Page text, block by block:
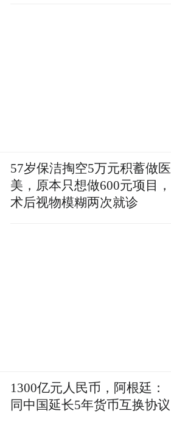
57岁保洁掏空5万元积蓄做医
美，原本只想做600元项目，
术后视物模糊两次就诊
1300亿元人民币，阿根廷：
同中国延长5年货币互换协议